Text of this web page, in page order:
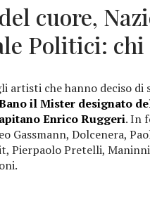
cuore,
Politici:
artisti che hanno deciso
il Mister designato
Enrico Ruggeri. In
Gassmann, Dolcenera,
Pierpaolo Pretelli,